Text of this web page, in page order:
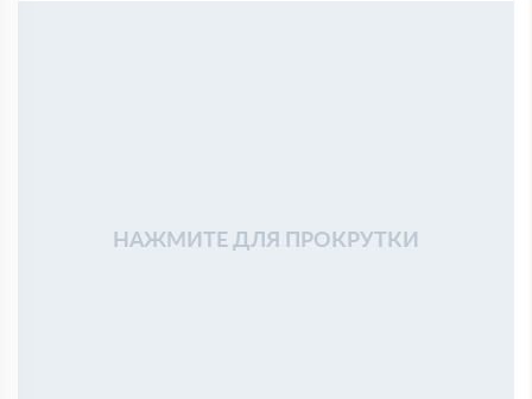
НАЖМИТЕ ДЛЯ ПРОКРУТКИ